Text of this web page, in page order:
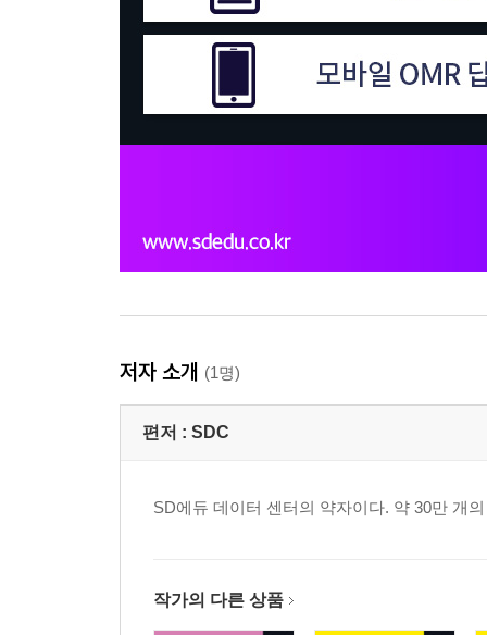
저자 소개 (1명)
편저 : SDC
SD에듀 데이터 센터의 약자이다. 약 30만 개
작가의 다른 상품